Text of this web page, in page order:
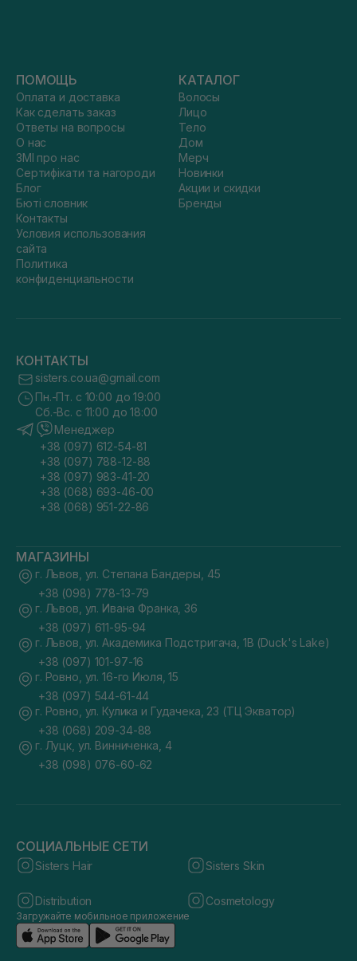
ПОМОЩЬ
Оплата и доставка
Как сделать заказ
Ответы на вопросы
О нас
ЗМІ про нас
Сертифікати та нагороди
Блог
Бюті словник
Контакты
Условия использования
сайта
Политика
конфиденциальности
КАТАЛОГ
Волосы
Лицо
Тело
Дом
Мерч
Новинки
Акции и скидки
Бренды
КОНТАКТЫ
sisters.co.ua@gmail.com
Пн.-Пт. с 10:00 до 19:00
Сб.-Вс. с 11:00 до 18:00
Менеджер
+38 (097) 612-54-81
+38 (097) 788-12-88
+38 (097) 983-41-20
+38 (068) 693-46-00
+38 (068) 951-22-86
МАГАЗИНЫ
г. Львов, ул. Степана Бандеры, 45
+38 (098) 778-13-79
г. Львов, ул. Ивана Франка, 36
+38 (097) 611-95-94
г. Львов, ул. Академика Подстригача, 1В (Duck's Lake)
+38 (097) 101-97-16
г. Ровно, ул. 16-го Июля, 15
+38 (097) 544-61-44
г. Ровно, ул. Кулика и Гудачека, 23 (ТЦ Экватор)
+38 (068) 209-34-88
г. Луцк, ул. Винниченка, 4
+38 (098) 076-60-62
СОЦИАЛЬНЫЕ СЕТИ
Sisters Hair Sisters Skin
Distribution Cosmetology
Загружайте мобильное приложение